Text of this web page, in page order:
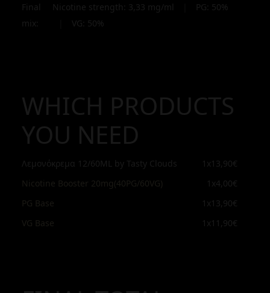
Final
mix:
Nicotine strength: 3,33 mg/ml PG: 50%
VG: 50%
WHICH PRODUCTS
YOU NEED
Λεμονόκρεμα 12/60ML by Tasty Clouds 1x 13,90€
Nicotine Booster 20mg(40PG/60VG)
1x4,00€
PG Base
1x 13,90€
VG Base
1x 11,90€